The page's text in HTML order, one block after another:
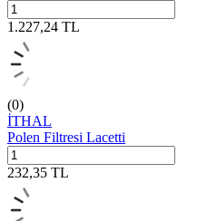
1.227,24 TL
(0)
İTHAL
Polen Filtresi Lacetti
232,35 TL